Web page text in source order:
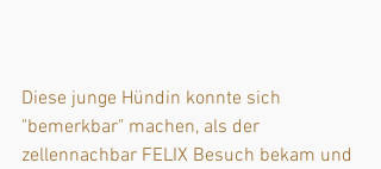
Diese junge Hündin konnte sich
"bemerkbar" machen, als der
zellennachbar FELIX Besuch bekam und